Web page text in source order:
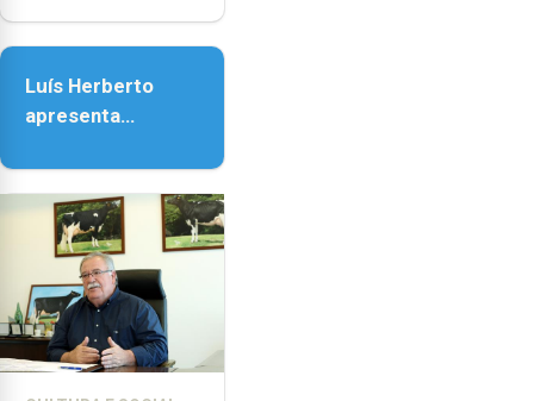
Senhora da
Luís Herberto
apresenta
Paisagem’